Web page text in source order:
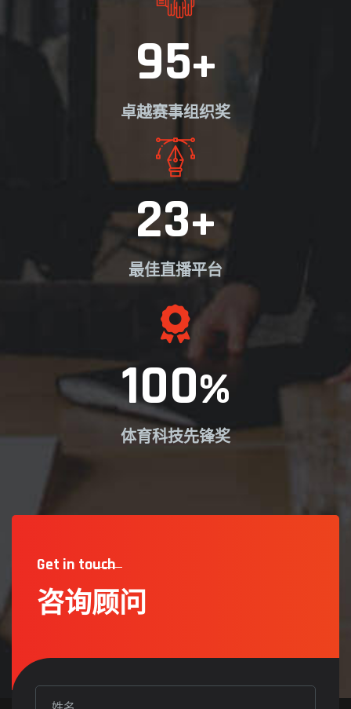
95+
卓越赛事组织奖
23+
最佳直播平台
100%
体育科技先锋奖
Get in touch
咨询顾问